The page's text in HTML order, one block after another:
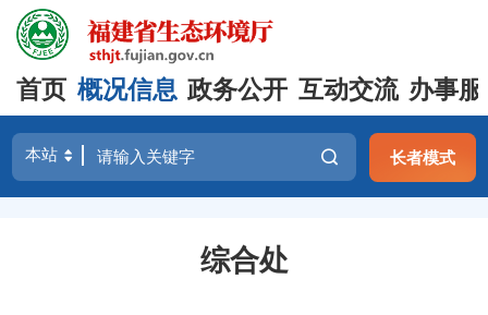
首页 概况信息 政务公开 互动交流 办事
长者模式
综合处